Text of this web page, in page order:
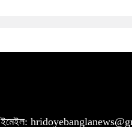
ইমেইল: